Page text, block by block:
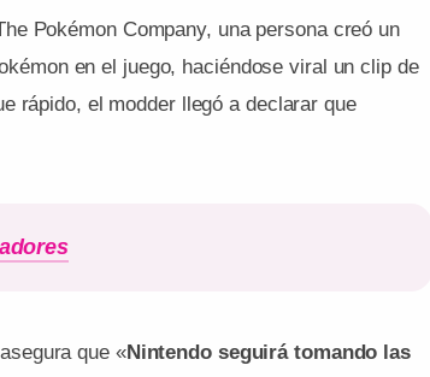
Pokémon Company, una persona creó un
en el juego, haciéndose viral un clip de
rápido, el modder llegó a declarar que
que «Nintendo seguirá tomando las